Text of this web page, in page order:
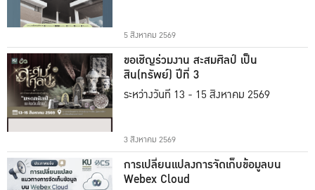
5 สิงหาคม 2569
ขอเชิญร่วมงาน สะสมศิลป์ เป็น
สิน(ทรัพย์) ปีที่ 3
ระหว่างวันที่ 13 - 15 สิงหาคม 2569
3 สิงหาคม 2569
การเปลี่ยนแปลงการจัดเก็บข้อมูลบน
Webex Cloud